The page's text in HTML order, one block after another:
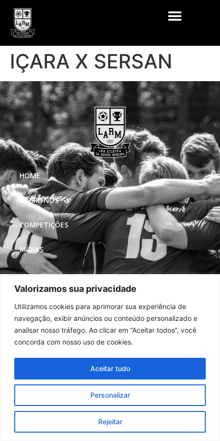
Valorizamos sua privacidade
Utilizamos cookies para aprimorar sua experiência de
navegação, exibir anúncios ou conteúdo personalizado e
analisar nosso tráfego. Ao clicar em “Aceitar todos”, você
concorda com nosso uso de cookies.
Personalizar
Rejeitar
Aceitar tudo
IÇARA X SERSAN
HOME
SOBRE NÓS
COMPETIÇÕES
MÍDIAS